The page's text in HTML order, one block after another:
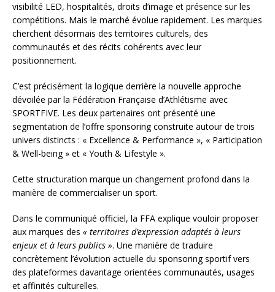
visibilité LED, hospitalités, droits d’image et présence sur les
compétitions. Mais le marché évolue rapidement. Les marques
cherchent désormais des territoires culturels, des
communautés et des récits cohérents avec leur
positionnement.
C’est précisément la logique derrière la nouvelle approche
dévoilée par la Fédération Française d’Athlétisme avec
SPORTFIVE. Les deux partenaires ont présenté une
segmentation de l’offre sponsoring construite autour de trois
univers distincts : « Excellence & Performance », « Participation
& Well-being » et « Youth & Lifestyle ».
Cette structuration marque un changement profond dans la
manière de commercialiser un sport.
Dans le communiqué officiel, la FFA explique vouloir proposer
aux marques des « territoires d’expression adaptés à leurs
enjeux et à leurs publics ». Une manière de traduire
concrètement l’évolution actuelle du sponsoring sportif vers
des plateformes davantage orientées communautés, usages
et affinités culturelles.